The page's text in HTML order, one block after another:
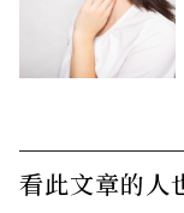
看此文章的人